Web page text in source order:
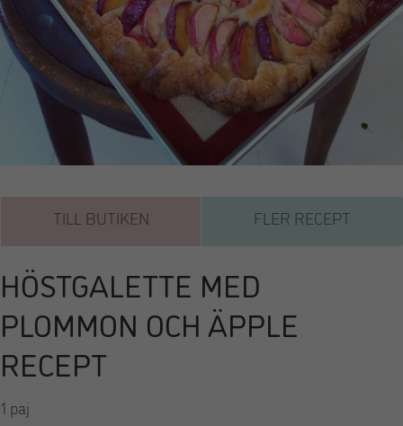
TILL BUTIKEN FLER RECEPT
HÖSTGALETTE MED
PLOMMON OCH ÄPPLE
RECEPT
1 paj